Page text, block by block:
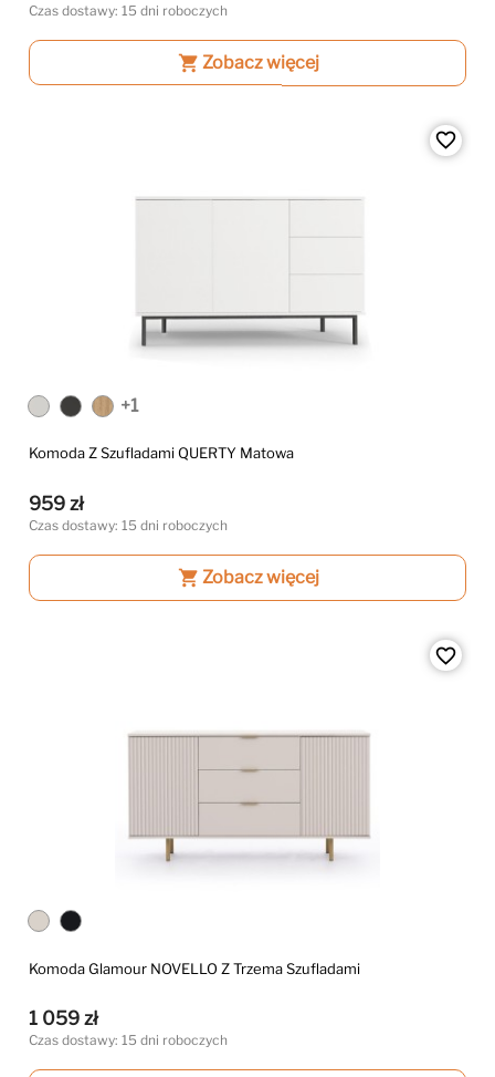
Czas dostawy: 15 dni roboczych
shopping_cart Zobacz więcej
favorite_border
+1
Komoda Z Szufladami QUERTY Matowa
959 zł
Czas dostawy: 15 dni roboczych
shopping_cart Zobacz więcej
favorite_border
Komoda Glamour NOVELLO Z Trzema Szufladami
1 059 zł
Czas dostawy: 15 dni roboczych